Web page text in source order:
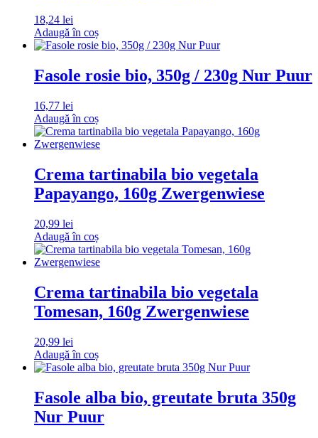
18,24 lei
Adaugă în coș
Fasole rosie bio, 350g / 230g Nur Puur
16,77 lei
Adaugă în coș
Crema tartinabila bio vegetala
Papayango, 160g Zwergenwiese
20,99 lei
Adaugă în coș
Crema tartinabila bio vegetala
Tomesan, 160g Zwergenwiese
20,99 lei
Adaugă în coș
Fasole alba bio, greutate bruta 350g
Nur Puur